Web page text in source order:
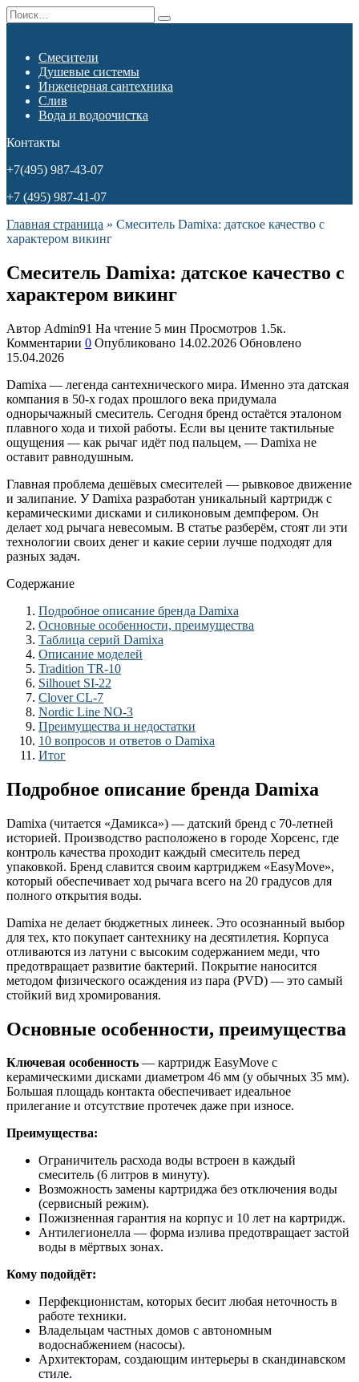
Перейти
к
Search
for:
Смесители
Душевые системы
Инженерная сантехника
Слив
Вода и водоочистка
Контакты
+7(495) 987-43-07
+7 (495) 987-41-07
Главная страница » Смеситель Damixa: датское качество с
характером викинг
Смеситель Damixa: датское качество с
характером викинг
Автор Admin91 На чтение 5 мин Просмотров 1.5к.
Комментарии 0 Опубликовано 14.02.2026 Обновлено
15.04.2026
Damixa — легенда сантехнического мира. Именно эта датская
компания в 50-х годах прошлого века придумала
однорычажный смеситель. Сегодня бренд остаётся эталоном
плавного хода и тихой работы. Если вы цените тактильные
ощущения — как рычаг идёт под пальцем, — Damixa не
оставит равнодушным.
Главная проблема дешёвых смесителей — рывковое движение
и залипание. У Damixa разработан уникальный картридж с
керамическими дисками и силиконовым демпфером. Он
делает ход рычага невесомым. В статье разберём, стоят ли эти
технологии своих денег и какие серии лучше подходят для
разных задач.
Содержание
Подробное описание бренда Damixa
Основные особенности, преимущества
Таблица серий Damixa
Описание моделей
Tradition TR-10
Silhouet SI-22
Clover CL-7
Nordic Line NO-3
Преимущества и недостатки
10 вопросов и ответов о Damixa
Итог
Подробное описание бренда Damixa
Damixa (читается «Дамикса») — датский бренд с 70-летней
историей. Производство расположено в городе Хорсенс, где
контроль качества проходит каждый смеситель перед
упаковкой. Бренд славится своим картриджем «EasyMove»,
который обеспечивает ход рычага всего на 20 градусов для
полного открытия воды.
Damixa не делает бюджетных линеек. Это осознанный выбор
для тех, кто покупает сантехнику на десятилетия. Корпуса
отливаются из латуни с высоким содержанием меди, что
предотвращает развитие бактерий. Покрытие наносится
методом физического осаждения из пара (PVD) — это самый
стойкий вид хромирования.
Основные особенности, преимущества
Ключевая особенность — картридж EasyMove с
керамическими дисками диаметром 46 мм (у обычных 35 мм).
Большая площадь контакта обеспечивает идеальное
прилегание и отсутствие протечек даже при износе.
Преимущества:
Ограничитель расхода воды встроен в каждый
смеситель (6 литров в минуту).
Возможность замены картриджа без отключения воды
(сервисный режим).
Пожизненная гарантия на корпус и 10 лет на картридж.
Антилегионелла — форма излива предотвращает застой
воды в мёртвых зонах.
Кому подойдёт:
Перфекционистам, которых бесит любая неточность в
работе техники.
Владельцам частных домов с автономным
водоснабжением (насосы).
Архитекторам, создающим интерьеры в скандинавском
стиле.